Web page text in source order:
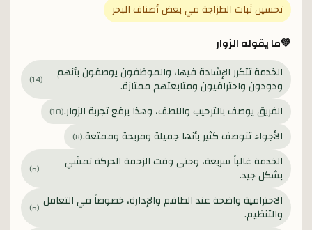
تحسين ثبات الطزاجة في بعض أصناف البحر
💚ما يقوله الزوار
الخدمة تتكرر الإشادة فيها، والموظفون يوصفون بأنهم
ودودون واحترافيون ومتابعتهم ممتازة. (
14
)
الفريق يوصف بالترحيب واللطف، وهذا يرفع تجربة الزوار.(
10
)
الأجواء تنوصف كثير بأنها جميلة ومريحة وممتعة.(
8
)
الخدمة غالباً سريعة، وحتى وقت الزحمة الحركة تمشي
بشكل جيد. (
6
)
الاحترافية واضحة عند الطاقم والإدارة، خصوصاً في التعامل
والتنظيم. (
6
)